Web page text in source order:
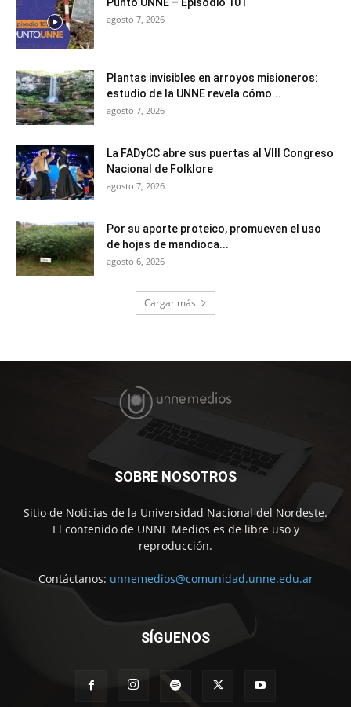
agosto 7, 2026
Plantas invisibles en arroyos misioneros:
estudio de la UNNE revela cómo...
agosto 7, 2026
La FADyCC abre sus puertas al VIII Congreso
Nacional de Folklore
agosto 7, 2026
Por su aporte proteico, promueven el uso
de hojas de mandioca...
agosto 6, 2026
Cargar más
SOBRE NOSOTROS
Sitio de Noticias de la Universidad Nacional del Nordeste.
El contenido de UNNE Medios es de libre uso y
reproducción.
Contáctanos: unnemedios@comunidad.unne.edu.ar
SÍGUENOS